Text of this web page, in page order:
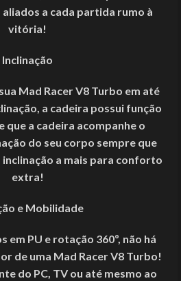
a cada partida rumo à
vitória!
Inclinação
Mad Racer V8 Turbo em até
a cadeira possui função
que a cadeira acompanhe o
do seu corpo sempre que
a mais para conforto
extra!
e Mobilidade
em PU e rotação 360º, não há
de uma Mad Racer V8 Turbo!
do PC, TV ou até mesmo ao